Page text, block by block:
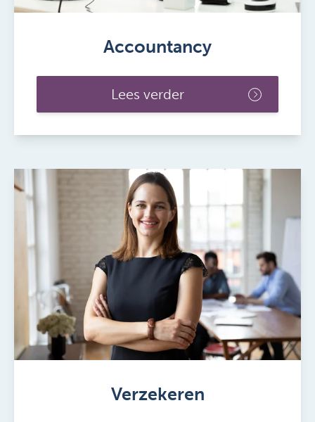
Accountancy
Lees verder
Verzekeren